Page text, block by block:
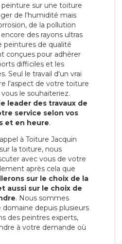
sur une toiture
de l'humidité mais
de la pollution
des rayons ultras
peintures de qualité
conçues pour adhérer
difficiles et les
Seul le travail d'un vrai
l'aspect de votre toiture
le souhaiteriez.
leader des travaux de
service selon vos
et en heure.
à Toiture Jacquin
la toiture, nous
avec vous de votre
après cela que
sur le choix de la
aussi sur le choix de
. Nous sommes
domaine depuis plusieurs
des peintres experts,
à votre demande où